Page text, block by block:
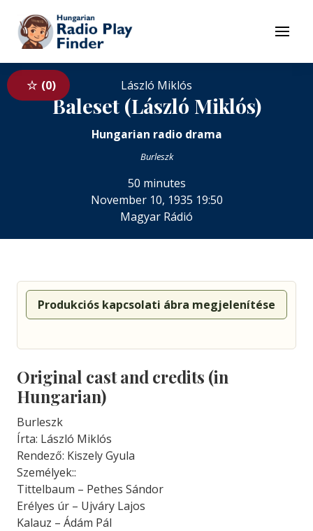
To contents
Menu
0 László Miklós
Baleset (László Miklós)
Hungarian radio drama
Burleszk
50 minutes
November 10, 1935 19:50
Magyar Rádió
Produkciós kapcsolati ábra megjelenítése
Original cast and credits (in
Hungarian)
Burleszk
Írta: László Miklós
Rendező: Kiszely Gyula
Személyek::
Tittelbaum – Pethes Sándor
Erélyes úr – Ujváry Lajos
Kalauz – Ádám Pál